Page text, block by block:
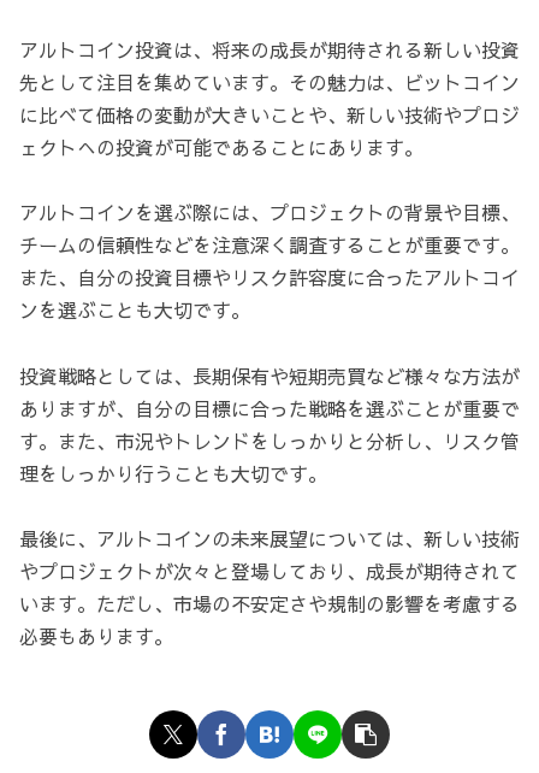
アルトコイン投資は、将来の成長が期待される新しい投資
先として注目を集めています。その魅力は、ビットコイン
に比べて価格の変動が大きいことや、新しい技術やプロジ
ェクトへの投資が可能であることにあります。
アルトコインを選ぶ際には、プロジェクトの背景や目標、
チームの信頼性などを注意深く調査することが重要です。
また、自分の投資目標やリスク許容度に合ったアルトコイ
ンを選ぶことも大切です。
投資戦略としては、長期保有や短期売買など様々な方法が
ありますが、自分の目標に合った戦略を選ぶことが重要で
す。また、市況やトレンドをしっかりと分析し、リスク管
理をしっかり行うことも大切です。
最後に、アルトコインの未来展望については、新しい技術
やプロジェクトが次々と登場しており、成長が期待されて
います。ただし、市場の不安定さや規制の影響を考慮する
必要もあります。